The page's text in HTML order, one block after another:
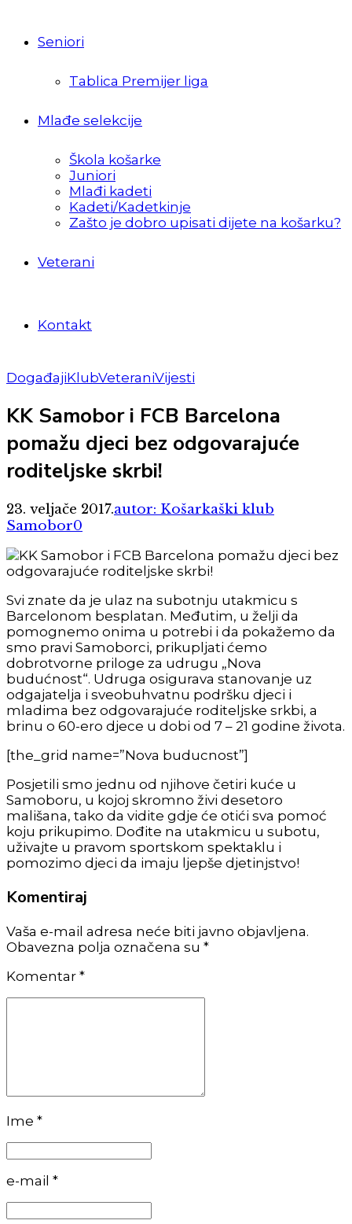
Seniori
Tablica Premijer liga
Mlađe selekcije
Škola košarke
Juniori
Mlađi kadeti
Kadeti/Kadetkinje
Zašto je dobro upisati dijete na košarku?
Veterani
Kontakt
DogađajiKlubVeteraniVijesti
KK Samobor i FCB Barcelona
pomažu djeci bez odgovarajuće
roditeljske skrbi!
23. veljače 2017.autor: Košarkaški klub
Samobor0
Svi znate da je ulaz na subotnju utakmicu s
Barcelonom besplatan. Međutim, u želji da
pomognemo onima u potrebi i da pokažemo da
smo pravi Samoborci, prikupljati ćemo
dobrotvorne priloge za udrugu „Nova
budućnost“. Udruga osigurava stanovanje uz
odgajatelja i sveobuhvatnu podršku djeci i
mladima bez odgovarajuće roditeljske srkbi, a
brinu o 60-ero djece u dobi od 7 – 21 godine života.
[the_grid name=”Nova buducnost”]
Posjetili smo jednu od njihove četiri kuće u
Samoboru, u kojoj skromno živi desetoro
mališana, tako da vidite gdje će otići sva pomoć
koju prikupimo. Dođite na utakmicu u subotu,
uživajte u pravom sportskom spektaklu i
pomozimo djeci da imaju ljepše djetinjstvo!
Komentiraj
Vaša e-mail adresa neće biti javno objavljena.
Obavezna polja označena su *
Komentar *
Ime *
e-mail *